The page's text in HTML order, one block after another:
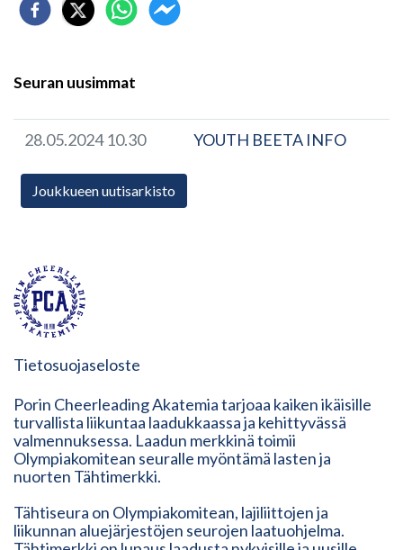
Seuran uusimmat
28.05.2024 10.30 YOUTH BEETA INFO
Joukkueen uutisarkisto
Tietosuojaseloste
Porin Cheerleading Akatemia tarjoaa kaiken ikäisille
turvallista liikuntaa laadukkaassa ja kehittyvässä
valmennuksessa. Laadun merkkinä toimii
Olympiakomitean seuralle myöntämä lasten ja
nuorten Tähtimerkki.
Tähtiseura on Olympiakomitean, lajiliittojen ja
liikunnan aluejärjestöjen seurojen laatuohjelma.